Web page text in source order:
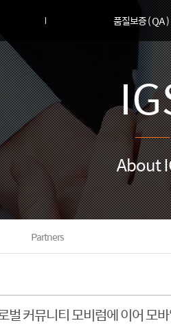
품질보증 ( QA )
About
Partners
벌 커뮤니티 모비럼에 이어 모